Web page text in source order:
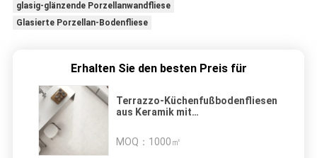
glasig-glänzende Porzellanwandfliese
Glasierte Porzellan-Bodenfliese
Erhalten Sie den besten Preis für
Terrazzo-Küchenfußbodenfliesen
aus Keramik mit
Boden/Wand und Wand/Boden
600*1200mm Größe
MOQ： 1000㎡